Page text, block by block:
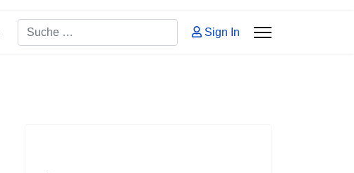
Suchen Sign In